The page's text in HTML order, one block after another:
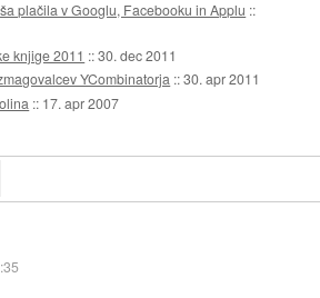
plačila v Googlu, Facebooku in Applu ::
knjige 2011 ::30. dec 2011
YCombinatorja ::30. apr 2011
:: 17. apr 2007